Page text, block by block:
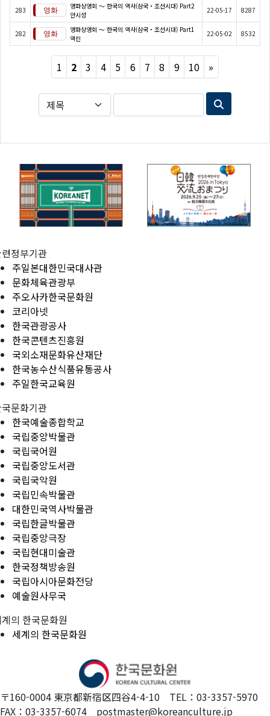
283
영화상영회 ～ 한국의 역사(삼국・조선시대) Part2
안시성
22-05-17 8287
282
영화상영회 ～ 한국의 역사(삼국・조선시대) Part1
역린
22-05-02 8532
1 2 3 4 5 6 7 8 9 10 »
정부기관
주일본대한민국대사관
문화체육관광부
주오사카한국문화원
코리아넷
한국관광공사
한국콘텐츠진흥원
국외소재문화유산재단
한국농수산식품유통공사
주일한국교육원
문화기관
한국예술종합학교
국립중앙박물관
국립국어원
국립중앙도서관
국립국악원
국립민속박물관
대한민국역사박물관
국립한글박물관
국립중앙극장
국립현대미술관
한국정책방송원
국립아시아문화전당
예술원사무국
의 한국문화원
세계의 한국문화원
〒160-0004 東京都新宿区四谷4-4-10 TEL：03-3357-5970
FAX：03-3357-6074 postmaster@koreanculture.jp